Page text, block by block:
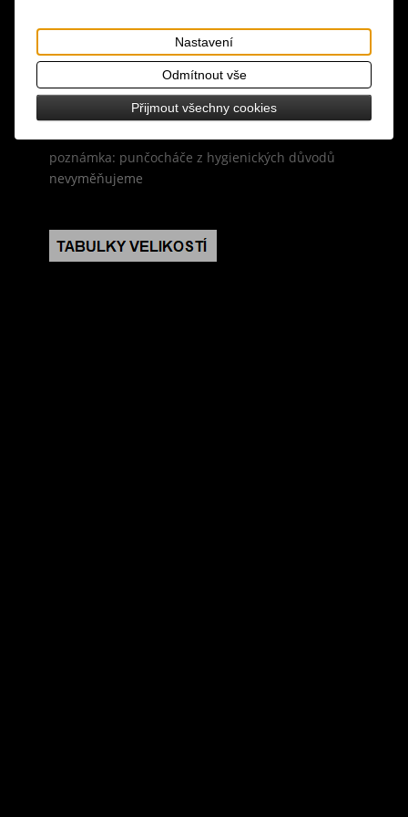
design: luxusní značkové designové punčocháče
velikost: universální XS-M - výška postavy 152-170
cm, boky 86-101 cm
poznámka: punčocháče z hygienických důvodů
nevyměňujeme
Nastavení
Odmítnout vše
Přijmout všechny cookies